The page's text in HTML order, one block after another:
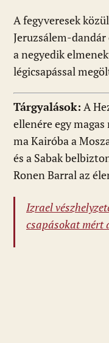
A fegyveresek
Jeruzsálem-dandár
a negyedik
légicsapással
Tárgyalások: A
ellenére egy
ma Kairóba a
és a Sabak
Ronen Barral az
Izrael
csapásokat mért